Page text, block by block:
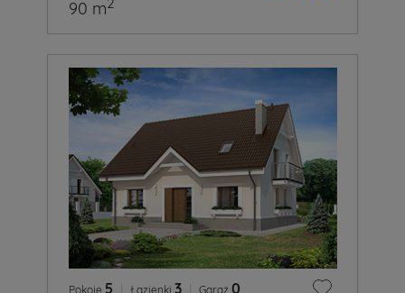
90 m
Pokoje 5 Łazienki 3 Garaż 0